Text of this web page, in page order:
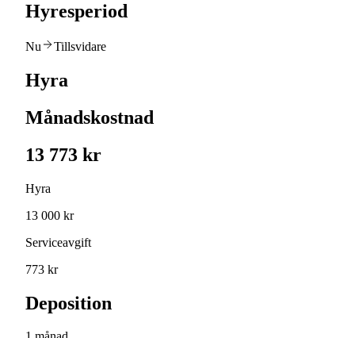
Hyresperiod
Nu Tillsvidare
Hyra
Månadskostnad
13 773 kr
Hyra
13 000 kr
Serviceavgift
773 kr
Deposition